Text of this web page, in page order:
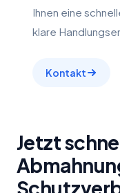
Ihnen eine
klare
Kontakt
Jetzt